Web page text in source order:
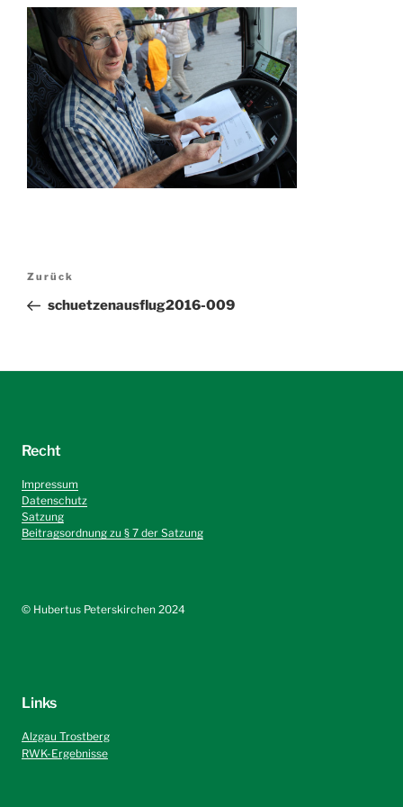
Vorheriger
Beitrag
Zurück
schuetzenausflug2016-009
Recht
Impressum
Datenschutz
Satzung
Beitragsordnung zu § 7 der Satzung
©️ Hubertus Peterskirchen 2024
Links
Alzgau Trostberg
RWK-Ergebnisse